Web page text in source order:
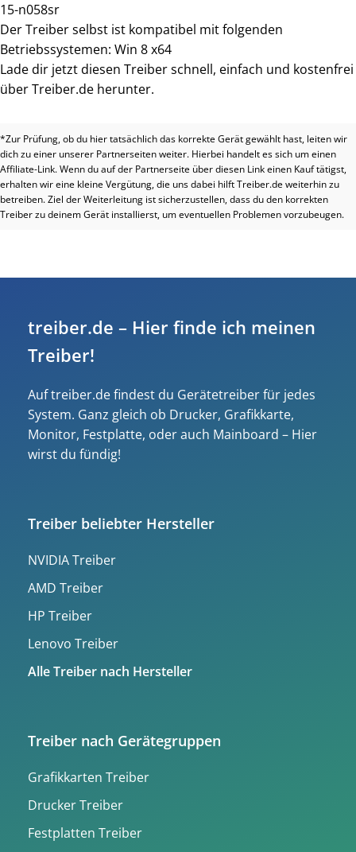
15-n058sr
Der Treiber selbst ist kompatibel mit folgenden
Betriebssystemen: Win 8 x64
Lade dir jetzt diesen Treiber schnell, einfach und kostenfrei
über Treiber.de herunter.
*Zur Prüfung, ob du hier tatsächlich das korrekte Gerät gewählt hast, leiten wir
dich zu einer unserer Partnerseiten weiter. Hierbei handelt es sich um einen
Affiliate-Link. Wenn du auf der Partnerseite über diesen Link einen Kauf tätigst,
erhalten wir eine kleine Vergütung, die uns dabei hilft Treiber.de weiterhin zu
betreiben. Ziel der Weiterleitung ist sicherzustellen, dass du den korrekten
Treiber zu deinem Gerät installierst, um eventuellen Problemen vorzubeugen.
treiber.de – Hier finde ich meinen
Treiber!
Auf treiber.de findest du Gerätetreiber für jedes
System. Ganz gleich ob Drucker, Grafikkarte,
Monitor, Festplatte, oder auch Mainboard – Hier
wirst du fündig!
Treiber beliebter Hersteller
NVIDIA Treiber
AMD Treiber
HP Treiber
Lenovo Treiber
Alle Treiber nach Hersteller
Treiber nach Gerätegruppen
Grafikkarten Treiber
Drucker Treiber
Festplatten Treiber